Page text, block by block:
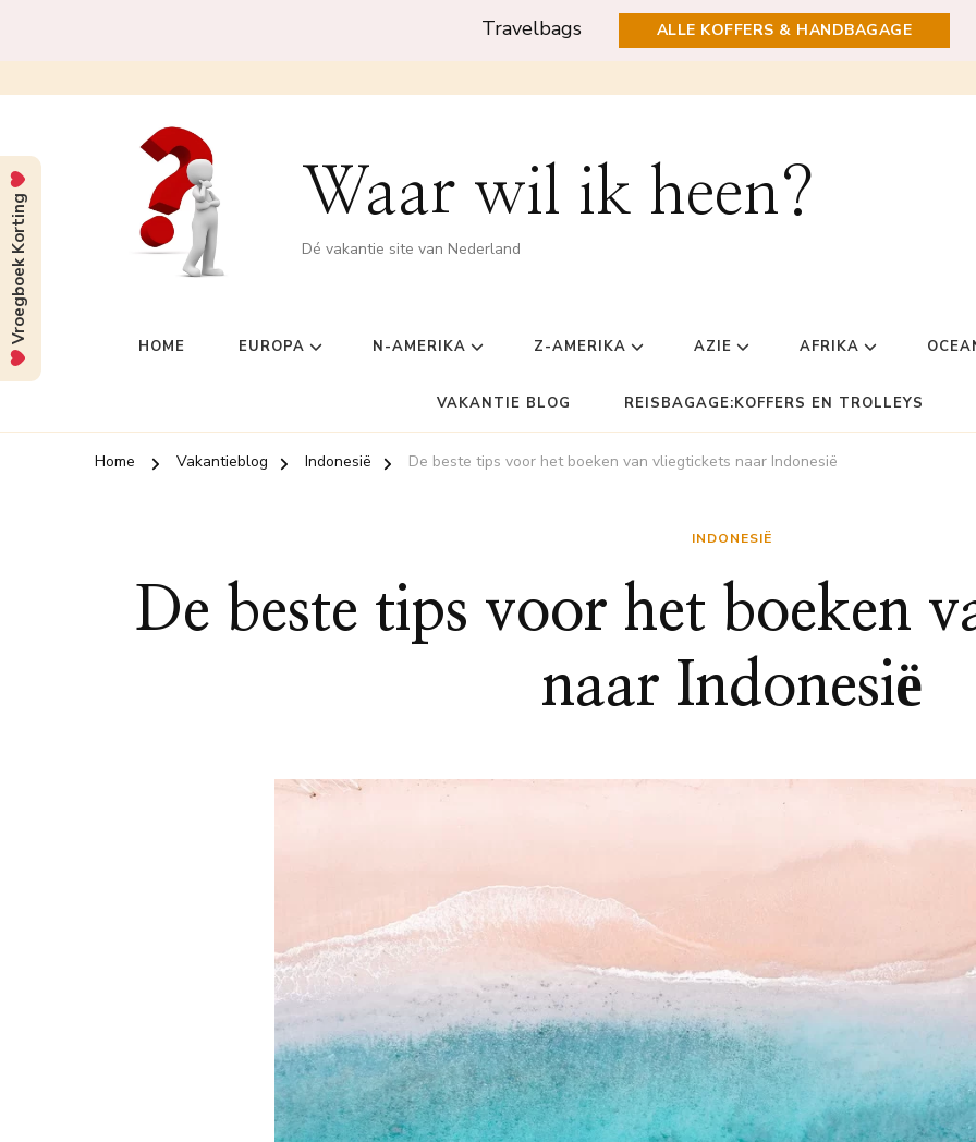
Travelbags ALLE KOFFERS & HANDBAGAGE
Waar wil ik heen?
Dé vakantie site van Nederland
HOME EUROPA N-AMERIKA Z-AMERIKA AZIE AFRIKA
VAKANTIE BLOG REISBAGAGE:KOFFERS EN TROLLEYS
Home Vakantieblog Indonesië De beste tips voor het boeken van vliegtickets naar Indonesië
INDONESIË
De beste tips voor het boeken
naar Indonesië
Vroegboek Korting